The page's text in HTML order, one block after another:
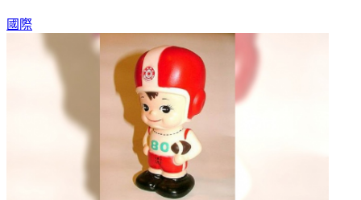
國際